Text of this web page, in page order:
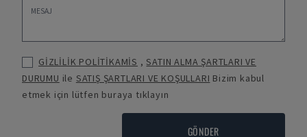
GİZLİLİK POLİTİKAMİS ,SATIN ALMA ŞARTLARI VE
DURUMU ile SATIŞ ŞARTLARI VE KOŞULLARI Bizim kabul
etmek için lütfen buraya tıklayın
GÖNDER